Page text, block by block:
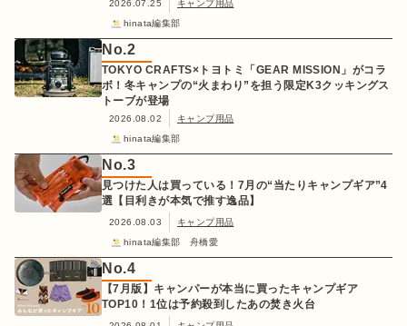
2026.07.25
キャンプ用品
hinata編集部
No.2
TOKYO CRAFTS×トヨトミ「GEAR MISSION」がコラ
ボ！冬キャンプの“火まわり”を担う限定K3クッキングス
トーブが登場
2026.08.02
キャンプ用品
hinata編集部
No.3
見つけた人は買っている！7月の“当たりキャンプギア”4
選【目利きが本気で推す逸品】
2026.08.03
キャンプ用品
hinata編集部 舟橋愛
No.4
【7月版】キャンパーが本当に買ったキャンプギア
TOP10！1位は予約殺到したあの焚き火台